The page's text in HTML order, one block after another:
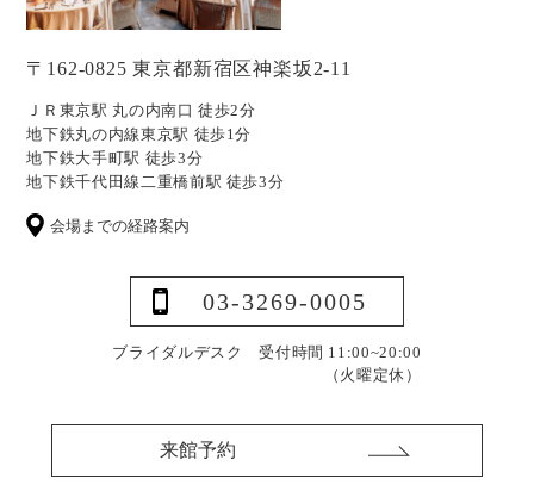
〒162-0825 東京都新宿区神楽坂2-11
ＪＲ東京駅 丸の内南口 徒歩2分
地下鉄丸の内線東京駅 徒歩1分
地下鉄大手町駅 徒歩3分
地下鉄千代田線二重橋前駅 徒歩3分
会場までの経路案内
03-3269-0005
ブライダルデスク 受付時間 11:00~20:00
（火曜定休）
来館予約